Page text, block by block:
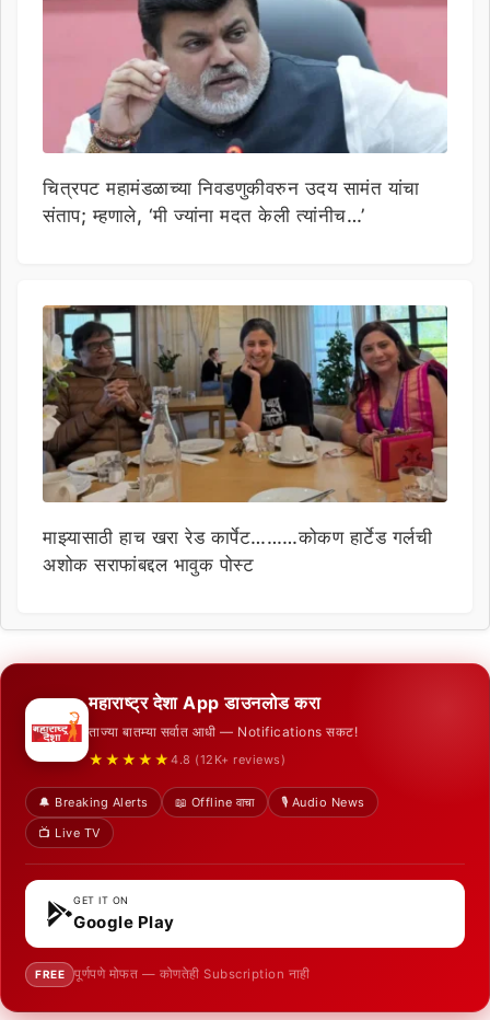
चित्रपट महामंडळाच्या निवडणुकीवरुन उदय सामंत यांचा
संताप; म्हणाले, ‘मी ज्यांना मदत केली त्यांनीच…’
माझ्यासाठी हाच खरा रेड कार्पेट………कोकण हार्टेड गर्लची
अशोक सराफांबद्दल भावुक पोस्ट
महाराष्ट्र देशा App डाउनलोड करा
ताज्या बातम्या सर्वात आधी — Notifications सकट!
★★★★★ 4.8 (12K+ reviews)
🔔 Breaking Alerts 📖 Offline वाचा
🎙️ Audio News
📺 Live TV
GET IT ON
Google Play
FREE पूर्णपणे मोफत — कोणतेही Subscription नाही